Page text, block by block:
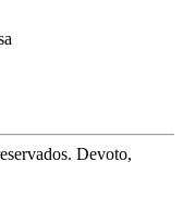
Devoto,